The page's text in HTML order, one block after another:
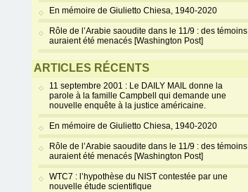
En mémoire de Giulietto Chiesa, 1940-2020
Rôle de l’Arabie saoudite dans le 11/9 : des témoins
auraient été menacés [Washington Post]
ARTICLES RÉCENTS
11 septembre 2001 : Le DAILY MAIL donne la
parole à la famille Campbell qui demande une
nouvelle enquête à la justice américaine.
En mémoire de Giulietto Chiesa, 1940-2020
Rôle de l’Arabie saoudite dans le 11/9 : des témoins
auraient été menacés [Washington Post]
WTC7 : l’hypothèse du NIST contestée par une
nouvelle étude scientifique